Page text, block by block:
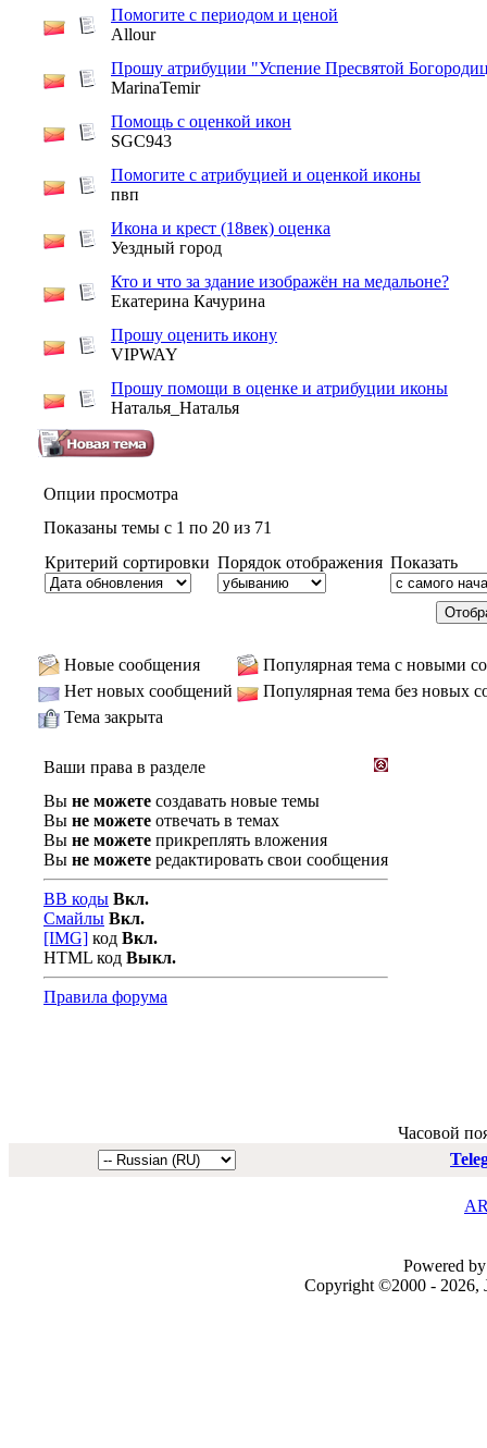
Помогите с периодом и ценой
Allour
Прошу атрибуции "Успение Пресвятой
MarinaTemir
Помощь с оценкой икон
SGC943
Помогите с атрибуцией и оценкой иконы
пвп
Икона и крест (18век) оценка
Уездный город
Кто и что за здание изображён на медальоне?
Екатерина Качурина
Прошу оценить икону
VIPWAY
Прошу помощи в оценке и атрибуции иконы
Наталья_Наталья
Опции просмотра
Показаны темы с 1 по 20 из 71
Критерий сортировки Порядок отображения Показать
Новые сообщения
Популярная тема с новыми
Нет новых сообщений
Популярная тема без новых
Тема закрыта
Ваши права в разделе
Вы не можете создавать новые темы
Вы не можете отвечать в темах
Вы не можете прикреплять вложения
Вы не можете редактировать свои сообщения
BB коды Вкл.
Смайлы Вкл.
[IMG] код Вкл.
HTML код Выкл.
Правила форума
Часовой
Powered
Copyright ©2000 - 2026,